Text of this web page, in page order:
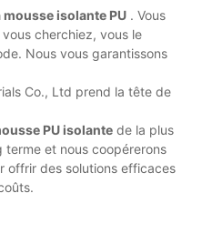
mousse isolante PU . Vous
cherchiez, vous le
Nous vous garantissons
Co., Ltd prend la tête de
PU isolante de la plus
terme et nous coopérerons
offrir des solutions efficaces